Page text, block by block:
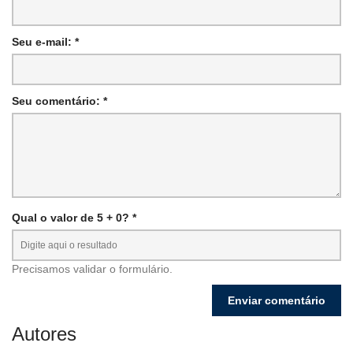
Seu e-mail: *
Seu comentário: *
Qual o valor de 5 + 0? *
Precisamos validar o formulário.
Autores